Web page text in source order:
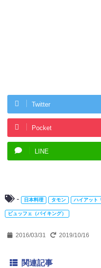
Twitter
Pocket
LINE
- 日本料理 タモン ハイアット
ビュッフェ（バイキング）
2016/03/31 2019/10/16
関連記事